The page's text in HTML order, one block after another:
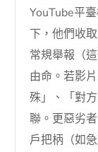
YouTube平
下，他們收
常規舉報（
由命。若影
殊」、「對
聯。更惡劣
戶把柄（如